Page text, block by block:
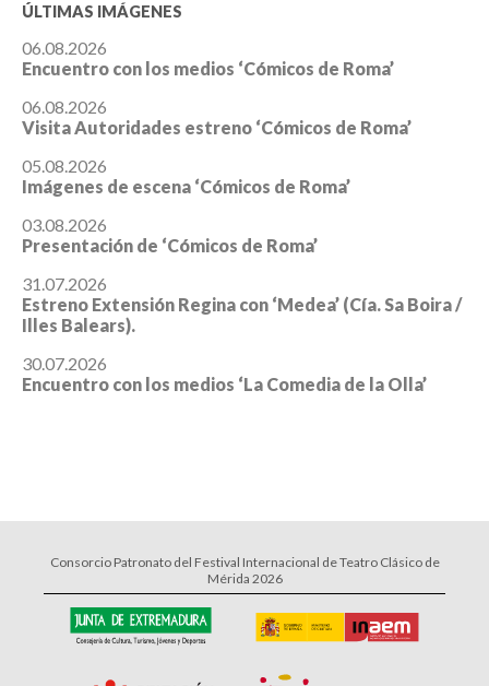
ÚLTIMAS IMÁGENES
06.08.2026
Encuentro con los medios ‘Cómicos de Roma’
06.08.2026
Visita Autoridades estreno ‘Cómicos de Roma’
05.08.2026
Imágenes de escena ‘Cómicos de Roma’
03.08.2026
Presentación de ‘Cómicos de Roma’
31.07.2026
Estreno Extensión Regina con ‘Medea’ (Cía. Sa Boira /
Illes Balears).
30.07.2026
Encuentro con los medios ‘La Comedia de la Olla’
Consorcio Patronato del Festival Internacional de Teatro Clásico de
Mérida 2026